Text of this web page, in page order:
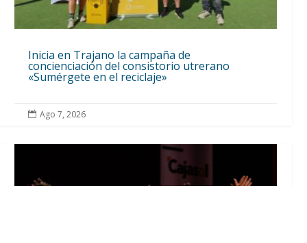
Inicia en Trajano la campaña de
concienciación del consistorio utrerano
«Sumérgete en el reciclaje»
 Ago 7, 2026